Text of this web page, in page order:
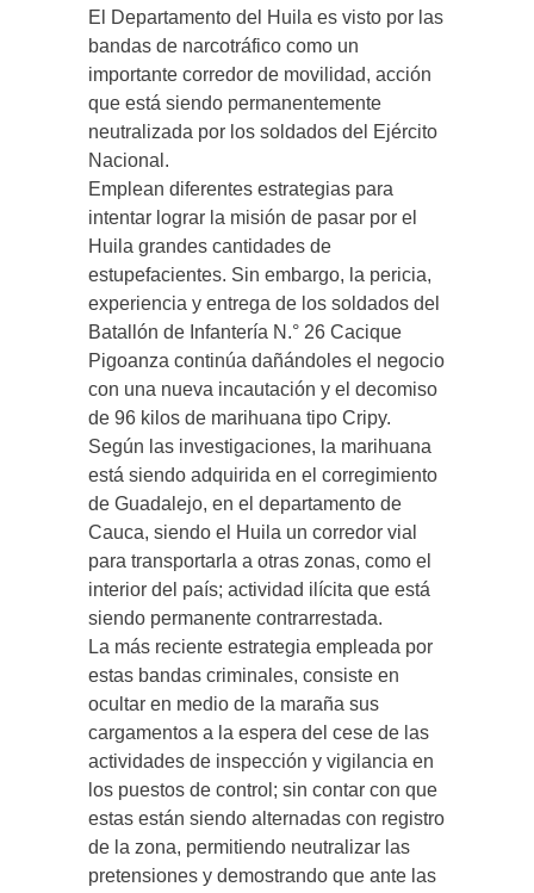
El Departamento del Huila es visto por las
bandas de narcotráfico como un
importante corredor de movilidad, acción
que está siendo permanentemente
neutralizada por los soldados del Ejército
Nacional.
Emplean diferentes estrategias para
intentar lograr la misión de pasar por el
Huila grandes cantidades de
estupefacientes. Sin embargo, la pericia,
experiencia y entrega de los soldados del
Batallón de Infantería N.° 26 Cacique
Pigoanza continúa dañándoles el negocio
con una nueva incautación y el decomiso
de 96 kilos de marihuana tipo Cripy.
Según las investigaciones, la marihuana
está siendo adquirida en el corregimiento
de Guadalejo, en el departamento de
Cauca, siendo el Huila un corredor vial
para transportarla a otras zonas, como el
interior del país; actividad ilícita que está
siendo permanente contrarrestada.
La más reciente estrategia empleada por
estas bandas criminales, consiste en
ocultar en medio de la maraña sus
cargamentos a la espera del cese de las
actividades de inspección y vigilancia en
los puestos de control; sin contar con que
estas están siendo alternadas con registro
de la zona, permitiendo neutralizar las
pretensiones y demostrando que ante las